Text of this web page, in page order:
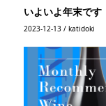
いよいよ年末で
2023-12-13 / katidoki